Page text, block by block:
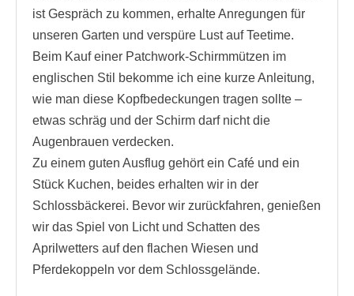
ist Gespräch zu kommen, erhalte Anregungen für
unseren Garten und verspüre Lust auf Teetime.
Beim Kauf einer Patchwork-Schirmmützen im
englischen Stil bekomme ich eine kurze Anleitung,
wie man diese Kopfbedeckungen tragen sollte –
etwas schräg und der Schirm darf nicht die
Augenbrauen verdecken.
Zu einem guten Ausflug gehört ein Café und ein
Stück Kuchen, beides erhalten wir in der
Schlossbäckerei. Bevor wir zurückfahren, genießen
wir das Spiel von Licht und Schatten des
Aprilwetters auf den flachen Wiesen und
Pferdekoppeln vor dem Schlossgelände.